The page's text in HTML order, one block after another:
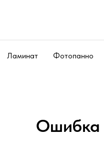
Ламинат Фотопанно